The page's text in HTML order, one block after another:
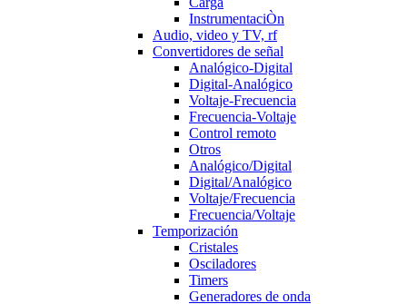
InstrumentaciÒn
Audio, video y TV, rf
Convertidores de señal
Analógico-Digital
Digital-Analógico
Voltaje-Frecuencia
Frecuencia-Voltaje
Control remoto
Otros
Analógico/Digital
Digital/Analógico
Voltaje/Frecuencia
Frecuencia/Voltaje
Temporización
Cristales
Osciladores
Timers
Generadores de onda